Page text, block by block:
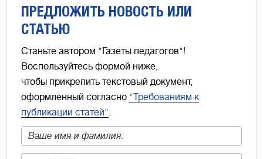
ПРЕДЛОЖИТЬ НОВОСТЬ ИЛИ
СТАТЬЮ
Станьте автором "Газеты педагогов"!
Воспользуйтесь формой ниже,
чтобы прикрепить текстовый документ,
оформленный согласно "Требованиям к
публикации статей".